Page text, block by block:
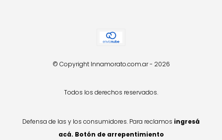
© Copyright Innamorato.com.ar - 2026
Todos los derechos reservados.
Defensa de las y los consumidores. Para reclamos ingresá
acá. Botón de arrepentimiento